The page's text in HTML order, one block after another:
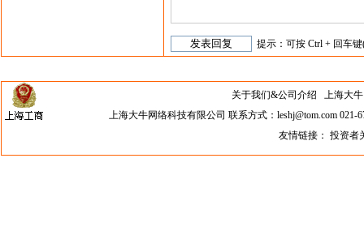
提示：可按 Ctrl + 回车
关于我们&公司介绍 上海大牛
上海大牛网络科技有限公司 联系方式：leshj@tom.com
友情链接：投资者